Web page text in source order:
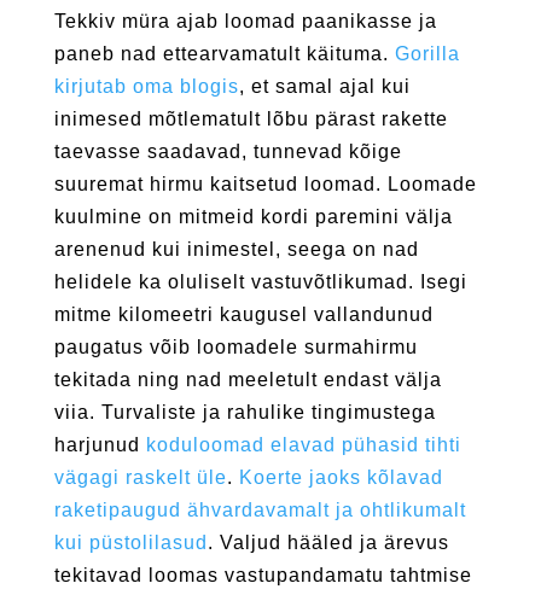
Tekkiv müra ajab loomad paanikasse ja
paneb nad ettearvamatult käituma. Gorilla
kirjutab oma blogis, et samal ajal kui
inimesed mõtlematult lõbu pärast rakette
taevasse saadavad, tunnevad kõige
suuremat hirmu kaitsetud loomad. Loomade
kuulmine on mitmeid kordi paremini välja
arenenud kui inimestel, seega on nad
helidele ka oluliselt vastuvõtlikumad. Isegi
mitme kilomeetri kaugusel vallandunud
paugatus võib loomadele surmahirmu
tekitada ning nad meeletult endast välja
viia. Turvaliste ja rahulike tingimustega
harjunud koduloomad elavad pühasid tihti
vägagi raskelt üle. Koerte jaoks kõlavad
raketipaugud ähvardavamalt ja ohtlikumalt
kui püstolilasud . Valjud hääled ja ärevus
tekitavad loomas vastupandamatu tahtmise